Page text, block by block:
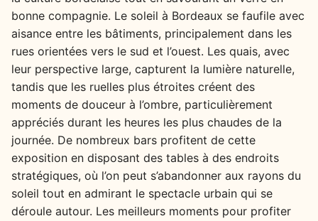
bonne compagnie. Le soleil à Bordeaux se faufile avec
aisance entre les bâtiments, principalement dans les
rues orientées vers le sud et l’ouest. Les quais, avec
leur perspective large, capturent la lumière naturelle,
tandis que les ruelles plus étroites créent des
moments de douceur à l’ombre, particulièrement
appréciés durant les heures les plus chaudes de la
journée. De nombreux bars profitent de cette
exposition en disposant des tables à des endroits
stratégiques, où l’on peut s’abandonner aux rayons du
soleil tout en admirant le spectacle urbain qui se
déroule autour. Les meilleurs moments pour profiter